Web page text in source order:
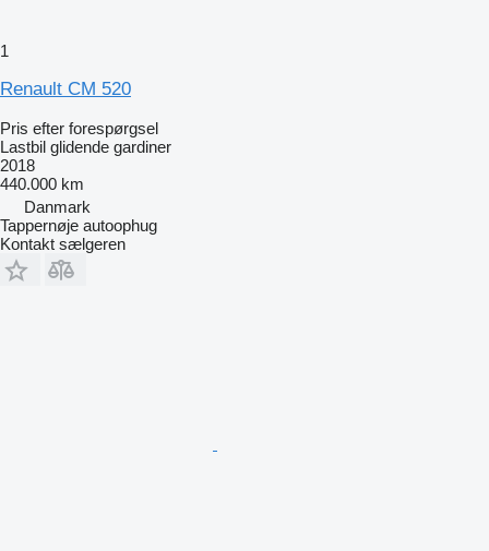
1
Renault CM 520
Pris efter forespørgsel
Lastbil glidende gardiner
2018
440.000 km
Danmark
Tappernøje autoophug
Kontakt sælgeren